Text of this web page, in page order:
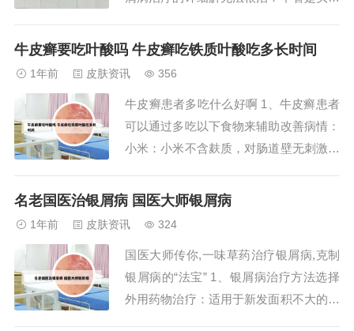
一种方法能够完全根治。这包括中医治疗
疗，可以达到临床缓解或临床治愈的状
态。2、如果采...
牛皮癣要吃叶酸吗 牛皮癣吃铁质叶酸吃多长时间
1年前 皮肤资讯 356
牛皮癣患者多吃什么好啊 1、牛皮癣患者
可以通过多吃以下食物来辅助改善病情：
小米：小米不含麸质，对肠道壁无刺激，
营养丰富，适合牛皮癣患者食用。糙米：
糙米豆浆，有助于整肠利便，促进排毒。
2、牛皮癣...
名老国医治银屑病 国医大师银屑病
1年前 皮肤资讯 324
国医大师传你,一味草药治疗银屑病,克制
银屑病的“法宝” 1、银屑病治疗方法选择
外用药物治疗：适用于新发面积不大的患